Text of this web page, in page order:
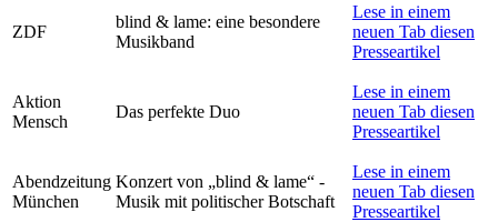
ZDF
blind & lame: eine besondere
Musikband
Lese in einem
neuen Tab diesen
Presseartikel
Aktion
Mensch
Das perfekte Duo
Lese in einem
neuen Tab diesen
Presseartikel
Abendzeitung
München
Konzert von „blind & lame“ -
Musik mit politischer Botschaft
Lese in einem
neuen Tab diesen
Presseartikel